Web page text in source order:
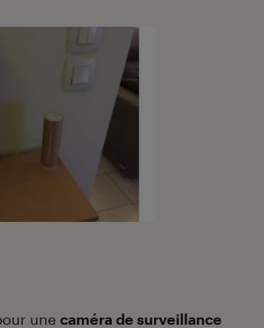
une caméra de surveillance